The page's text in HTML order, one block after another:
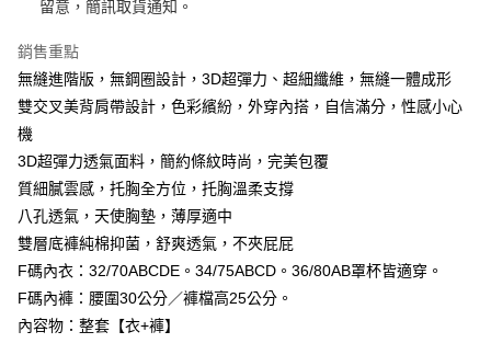
※ 請注意：結帳手續完成當下不需立刻繳費，但若您需要取消訂單，請聯絡
後付繳納相關費用。
※ 交易是否成功請以「AFTEE先享後付 」之結帳頁面顯示為準，若有關於
是否繳費成功／繳費後需取消欲退款等相關疑問，請聯繫「AFTEE先享後付
客戶支援中心」https://netprotections.freshdesk.com/support/home
【注意事項】
易，需依本服務之必要範圍內提供個人資料，並將交易相關給付款項請求債
權轉讓予恩沛科技股份有限公司。
２．關於個人資料處理事宜，請瀏覽以下網址：
https://aftee.tw/terms/#terms3
３．未成年的使用者請事先徵得法定代理人或監護人之同意方可使用
「AFTEE先享後付」，若未經同意申辦者引起之損失，本公司不負相關責
任。
４．使用「AFTEE先享後付」時，將依據個別帳號之用戶狀況，依本公司即
7-11取貨付款
付款後7-11取貨
每筆NT$99,999
每筆NT$99,999
國際空運 lnternational air parcel
留意，簡訊取貨通知。
銷售重點
無縫進階版，無鋼圈設計，3D超彈力、超細纖維，無縫一體成形
雙交叉美背肩帶設計，色彩繽紛，外穿內搭，自信滿分，性感小心
機
3D超彈力透氣面料，簡約條紋時尚，完美包覆
質細膩雲感，托胸全方位，托胸溫柔支撐
八孔透氣，天使胸墊，薄厚適中
雙層底褲純棉抑菌，舒爽透氣，不夾屁屁
F碼內衣：32/70ABCDE。34/75ABCD。36/80AB罩杯皆適穿。
F碼內褲：腰圍30公分／褲檔高25公分。
內容物：整套【衣+褲】